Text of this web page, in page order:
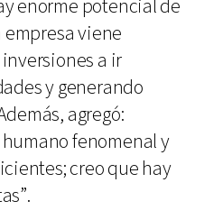
enorme potencial de
viene
a ir
y generando
agregó:
fenomenal y
creo que hay